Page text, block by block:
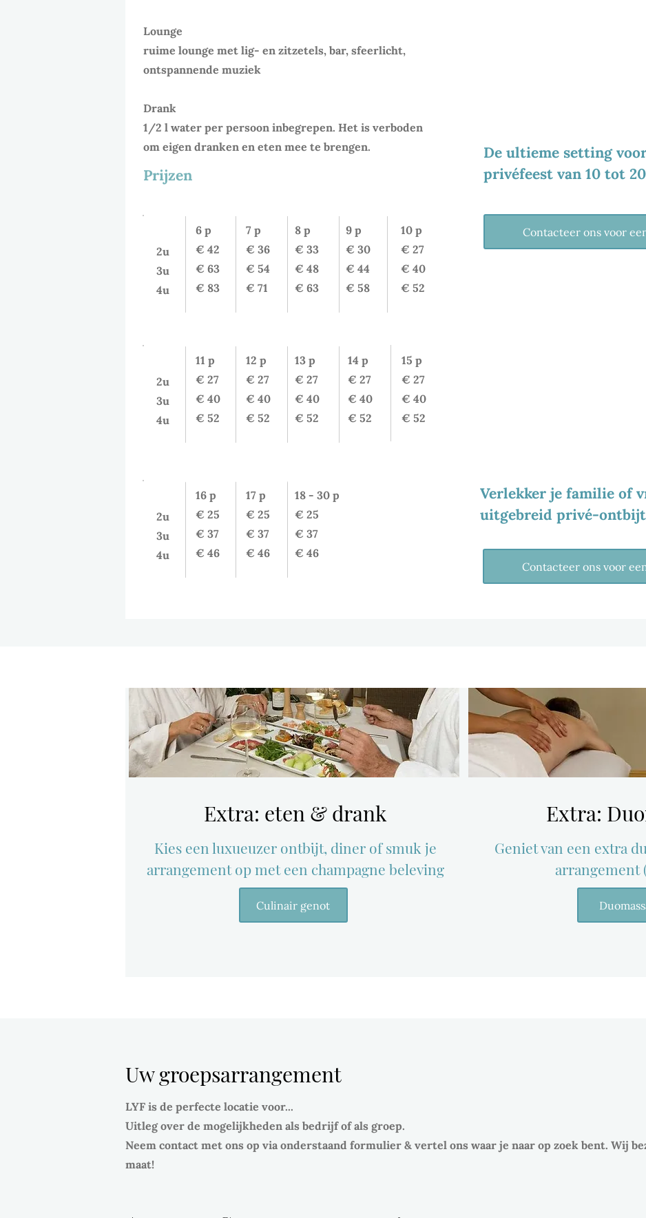
Lounge
ruime lounge met lig- en zitzetels, bar, sfeerlicht,
ontspannende muziek
Drank
1/2 l water per persoon inbegrepen. Het is verboden
om eigen dranken en eten mee te brengen.
Prijzen
2u
3u
4u
6 p
€ 42
€ 63
€ 83
7 p
€ 36
€ 54
€ 71
8 p
€ 33
€ 48
€ 63
9 p
€ 30
€ 44
€ 58
10 p
€ 27
€ 40
€ 52
2u
3u
4u
11 p
€ 27
€ 40
€ 52
12 p
€ 27
€ 40
€ 52
13 p
€ 27
€ 40
€ 52
14 p
€ 27
€ 40
€ 52
15 p
€ 27
€ 40
€ 52
2u
3u
4u
16 p
€ 25
€ 37
€ 46
17 p
€ 25
€ 37
€ 46
18 - 30 p
€ 25
€ 37
€ 46
De ultieme setting
privéfeest van 10 tot
Contacteer ons voor
Verlekker je familie of
uitgebreid privé-ontbijt
Contacteer ons voor
(prijzen/ 16-30 pers.)
Extra: eten & drank
Kies een luxueuzer ontbijt, diner of smuk je
arrangement op met een champagne beleving
Culinair genot
Extra:
Geniet van een extra
arrangement
Uw groepsarrangement
LYF is de perfecte locatie voor...
Uitleg over de mogelijkheden als bedrijf of als groep.
Neem contact met ons op via onderstaand formulier & vertel ons waar je naar op zoek bent. Wij
maat!